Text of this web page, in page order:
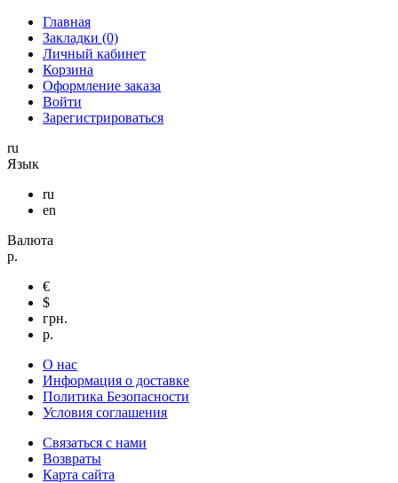
Главная
Закладки (0)
Личный кабинет
Корзина
Оформление заказа
Войти
Зарегистрироваться
ru
Язык
ru
en
Валюта
р.
€
$
грн.
р.
О нас
Информация о доставке
Политика Безопасности
Условия соглашения
Связаться с нами
Возвраты
Карта сайта